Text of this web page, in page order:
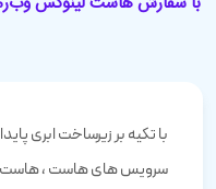
با تکیه بر زیرساخت ابری
سرویس های هاست ، ‌هاست